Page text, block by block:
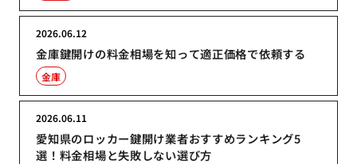
金庫鍵開けの料金相場を知って適正価格で依頼する
2026.06.12
金庫
愛知県のロッカー鍵開け業者おすすめランキング5
選！料金相場と失敗しない選び方
2026.06.11